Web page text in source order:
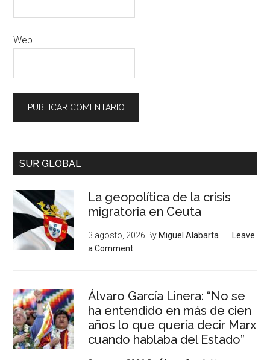
Web
SUR GLOBAL
La geopolítica de la crisis
migratoria en Ceuta
3 agosto, 2026 By Miguel Alabarta
Leave
a Comment
Álvaro García Linera: “No se
ha entendido en más de cien
años lo que quería decir Marx
cuando hablaba del Estado”